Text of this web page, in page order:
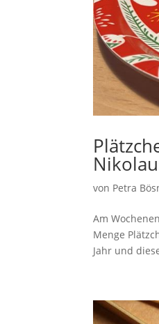
von Petra
Am
Menge
Jahr und